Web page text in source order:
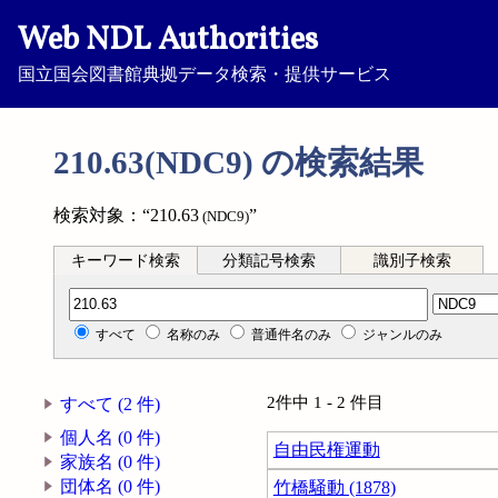
Web NDL Authorities
国立国会図書館典拠データ検索・提供サービス
210.63(NDC9) の検索結果
検索対象：“210.63 (NDC9)”
キーワード検索 分類記号検索 識別子検索
分類記号検索
すべて 名称のみ 普通件名のみ ジャンルのみ
すべて (2 件)
個人名 (0 件)
家族名 (0 件)
団体名 (0 件)
2件中 1 - 2 件目
自由民権運動
竹橋騒動 (1878)